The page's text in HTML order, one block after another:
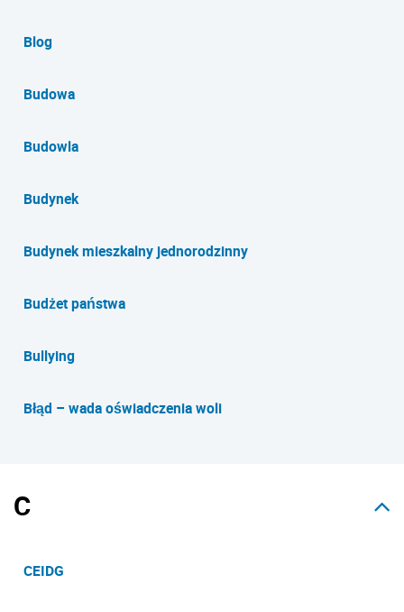
Blog
Budowa
Budowla
Budynek
Budynek mieszkalny jednorodzinny
Budżet państwa
Bullying
Błąd – wada oświadczenia woli
C
CEIDG